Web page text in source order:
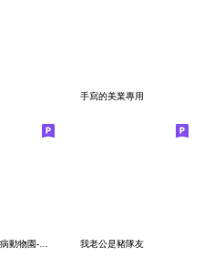
手寫的美業專用
我老公是豬隊友